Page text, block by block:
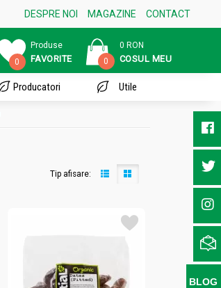
DESPRE NOI MAGAZINE CONTACT
0
Produse
FAVORITE 0
0 RON
COSUL MEU
Producatori Utile
Tip afisare:
BLOG